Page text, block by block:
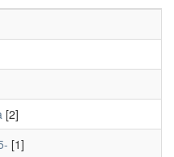
[2]
[1]